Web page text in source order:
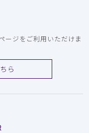
ージをご利用いただけま
ら